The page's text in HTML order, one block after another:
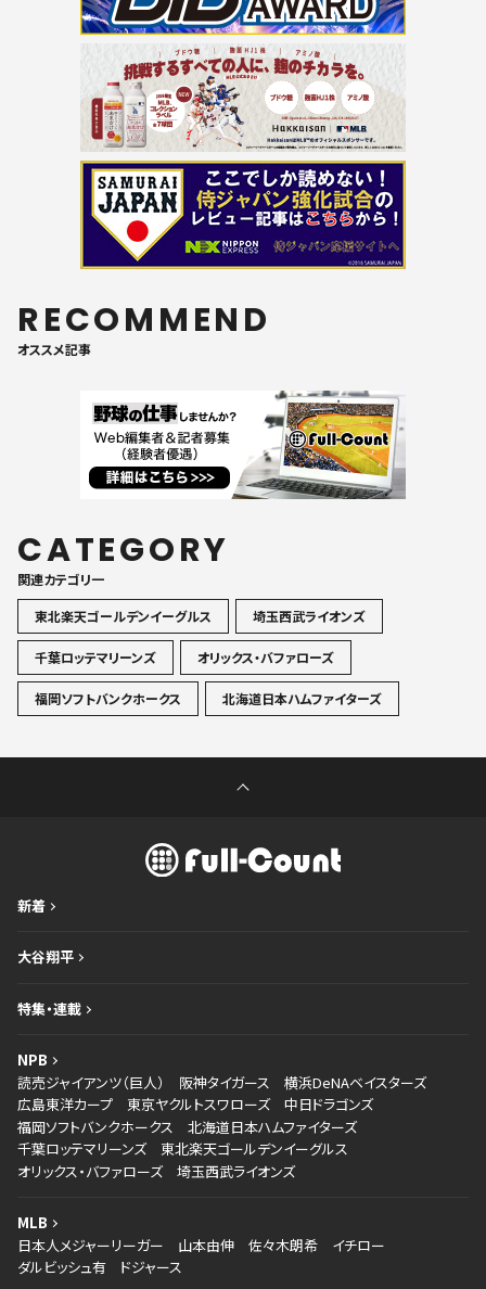
RECOMMEND
オススメ記事
CATEGORY
関連カテゴリ一
東北楽天ゴールデンイーグルス
埼玉西武ライオンズ
千葉ロッテマリーンズ オリックス・バファローズ
福岡ソフトバンクホークス 北海道日本ハムファイターズ
新着
大谷翔平
特集・連載
NPB
読売ジャイアンツ（巨人）
阪神タイガース
横浜DeNAベイスターズ
広島東洋カープ
東京ヤクルトスワローズ
中日ドラゴンズ
福岡ソフトバンクホークス
北海道日本ハムファイターズ
千葉ロッテマリーンズ
東北楽天ゴールデンイーグルス
オリックス・バファローズ
埼玉西武ライオンズ
MLB
日本人メジャーリーガー
山本由伸 佐々木朗希
イチロー
ダルビッシュ有
ドジャース